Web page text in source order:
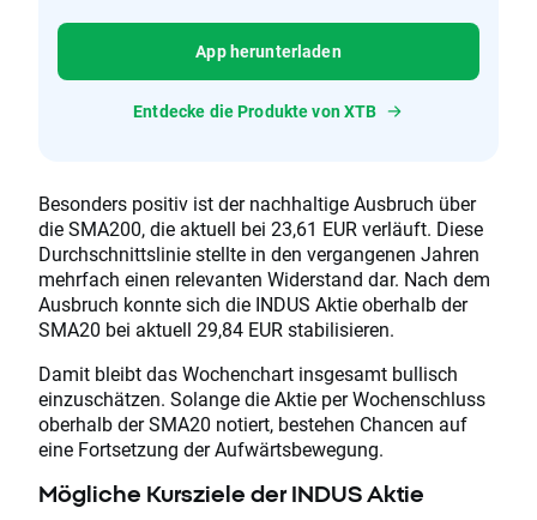
App herunterladen
Entdecke die Produkte von XTB
Besonders positiv ist der nachhaltige Ausbruch über
die SMA200, die aktuell bei 23,61 EUR verläuft. Diese
Durchschnittslinie stellte in den vergangenen Jahren
mehrfach einen relevanten Widerstand dar. Nach dem
Ausbruch konnte sich die INDUS Aktie oberhalb der
SMA20 bei aktuell 29,84 EUR stabilisieren.
Damit bleibt das Wochenchart insgesamt bullisch
einzuschätzen. Solange die Aktie per Wochenschluss
oberhalb der SMA20 notiert, bestehen Chancen auf
eine Fortsetzung der Aufwärtsbewegung.
Mögliche Kursziele der INDUS Aktie